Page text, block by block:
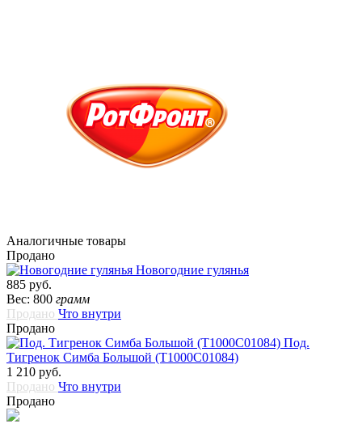
Аналогичные товары
Продано
Новогодние гулянья
885 руб.
Вес: 800 грамм
Продано Что внутри
Продано
Под.
Тигренок Симба Большой (Т1000С01084)
1 210 руб.
Продано Что внутри
Продано